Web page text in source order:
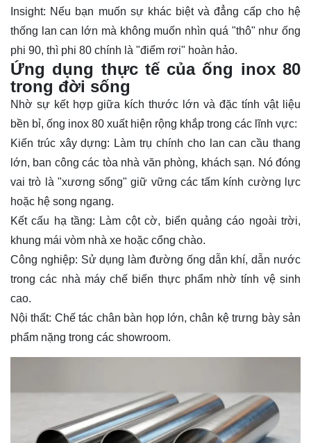
Insight: Nếu bạn muốn sự khác biệt và đẳng cấp cho hệ
thống lan can lớn mà không muốn nhìn quá "thô" như ống
phi 90, thì phi 80 chính là "điểm rơi" hoàn hảo.
Ứng dụng thực tế của ống inox 80
trong đời sống
Nhờ sự kết hợp giữa kích thước lớn và đặc tính vật liệu
bền bỉ, ống inox 80 xuất hiện rộng khắp trong các lĩnh vực:
Kiến trúc xây dựng: Làm trụ chính cho lan can cầu thang
lớn, ban công các tòa nhà văn phòng, khách sạn. Nó đóng
vai trò là "xương sống" giữ vững các tấm kính cường lực
hoặc hệ song ngang.
Kết cấu hạ tầng: Làm cột cờ, biển quảng cáo ngoài trời,
khung mái vòm nhà xe hoặc cổng chào.
Công nghiệp: Sử dụng làm đường ống dẫn khí, dẫn nước
trong các nhà máy chế biến thực phẩm nhờ tính vệ sinh
cao.
Nội thất: Chế tác chân bàn họp lớn, chân kệ trưng bày sản
phẩm nặng trong các showroom.